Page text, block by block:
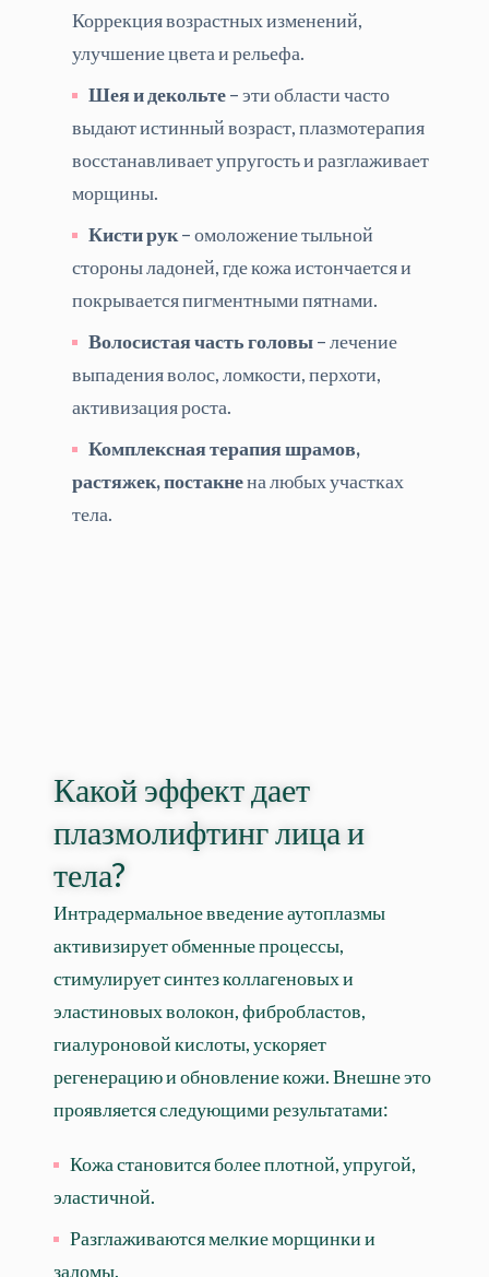
Коррекция возрастных изменений,
улучшение цвета и рельефа.
Шея и декольте– эти области часто
выдают истинный возраст, плазмотерапия
восстанавливает упругость и разглаживает
морщины.
Кисти рук– омоложение тыльной
стороны ладоней, где кожа истончается и
покрывается пигментными пятнами.
Волосистая часть головы– лечение
выпадения волос, ломкости, перхоти,
активизация роста.
Комплексная терапия шрамов,
растяжек, постакнена любых участках
тела.
Какой эффект дает
плазмолифтинг лица и
тела?
Интрадермальное введение аутоплазмы
активизирует обменные процессы,
стимулирует синтез коллагеновых и
эластиновых волокон, фибробластов,
гиалуроновой кислоты, ускоряет
регенерацию и обновление кожи. Внешне это
проявляется следующими результатами:
Кожа становится более плотной, упругой,
эластичной.
Разглаживаются мелкие морщинки и
заломы.